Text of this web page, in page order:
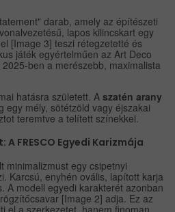
darab, amely az építészeti
lapos kilincskart egy
[Image 3] teszi rétegzetetté és
játék egyértelműen az Art Deco
ben a merészebb, maximalista
hatásra született. A szatén arany
egy mély, sötétzöld vagy éjszakai
teremtve a telített színekkel.
FRESCO Egyedi Karizmája
minimalizmust egy csipetnyi
Karcsú, enyhén ovális, lapított karja
A modell egyedi karakterét azonban
[Image 2] adja. Ez az